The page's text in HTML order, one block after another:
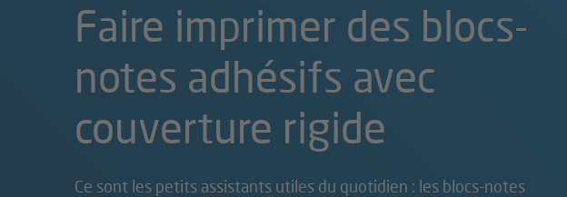
Faire imprimer des blocs-
notes adhésifs avec
couverture rigide
Ce sont les petits assistants utiles du quotidien : les blocs-notes